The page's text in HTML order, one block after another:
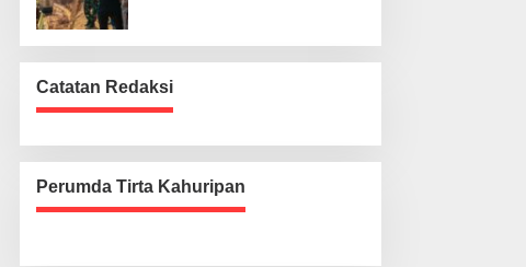
Catatan Redaksi
Perumda Tirta Kahuripan